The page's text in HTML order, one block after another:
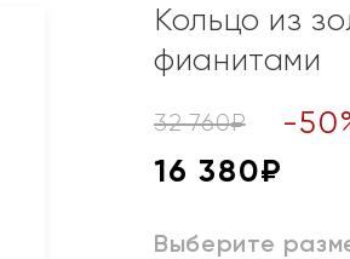
Кольцо из
фианитами
32 760₽ -50
16 380₽
Выберите